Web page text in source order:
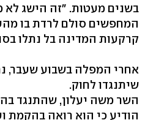
בשנים מעטות. "זה הישג לא
המחפשים סולם לרדת בו
קרקעות המדינה בל נתלו
אחרי המפלה בשבוע שעבר,
שיתנגדו לחוק.
השר משה יעלון, שהתנגד
הודיע כי הוא רואה בהקמת